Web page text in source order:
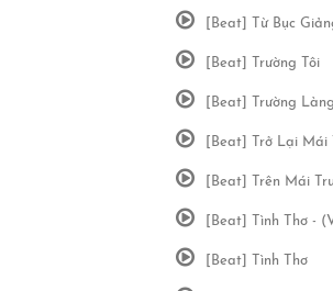
[Beat] Từ Bục
[Beat] Trường Tôi
[Beat] Trường
[Beat] Trở Lại Mái
[Beat] Trên Mái
[Beat] Tình Thơ -
[Beat] Tình Thơ